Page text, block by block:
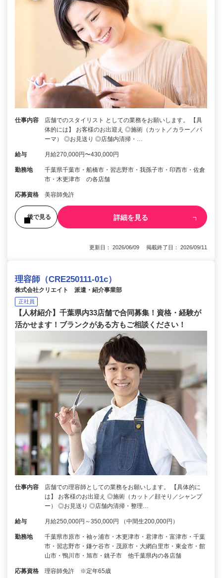
仕事内容
店舗でのスタイリスト としての業務をお願いします。 【具
体的には】 お客様のお出迎え ◎施術（カット／カラー／パ
ーマ） ◎お見送り ◎店舗内清掃・…
給与 月給270,000円〜430,000円
勤務地
千葉県千葉市・船橋市・習志野市・我孫子市・印西市・佐倉
市・木更津市 の各店舗
応募資格 美容師免許
後で見る 詳細を見る
更新日： 2026/06/09 掲載終了日： 2026/09/11
理容師（CRE250111-01c）
株式会社クリエイト 派遣・紹介事業部
正社員
【人材紹介】千葉県内33店舗で合同募集！資格・経験が
活かせます！ブランクがある方もご相談ください！
仕事内容
店舗での理容師としての業務をお願いします。 【具体的に
は】 お客様のお出迎え ◎施術（カット／顔そり／シャンプ
ー） ◎お見送り ◎店舗内清掃・整理…
給与 月給250,000円～350,000円 （中間生200,000円）
勤務地
千葉県市原市・袖ヶ浦市・木更津市・君津市・富津市・千葉
市・習志野市・鎌ケ谷市・茂原市・大網白里市・東金市・館
山市・鴨川市・旭市・銚子市 他千葉県内の各店舗
応募資格 理容師免許 ※定年65歳